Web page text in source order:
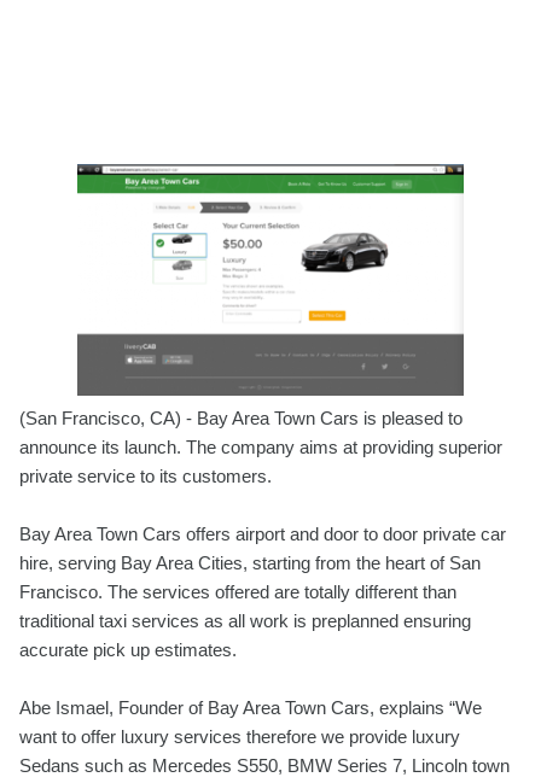
(San Francisco, CA) - Bay Area Town Cars is pleased to
announce its launch. The company aims at providing superior
private service to its customers.
Bay Area Town Cars offers airport and door to door private car
hire, serving Bay Area Cities, starting from the heart of San
Francisco. The services offered are totally different than
traditional taxi services as all work is preplanned ensuring
accurate pick up estimates.
Abe Ismael, Founder of Bay Area Town Cars, explains “We
want to offer luxury services therefore we provide luxury
Sedans such as Mercedes S550, BMW Series 7, Lincoln town